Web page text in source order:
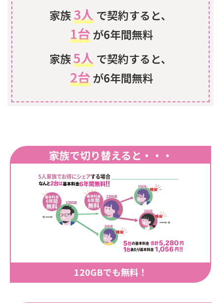
家族 3人 で契約すると、
1台 が6年間無料
家族5人 で契約すると、
2台 が6年間無料
家族で切り替えると・・・
120GBでも無料！